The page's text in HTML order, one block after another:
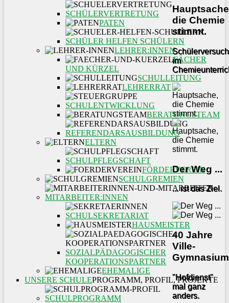
die Chemie
stimmt.
im
Der Weg ...
... ist das Ziel.
40 Jahre
Ville-
"Hofdienst"
mal ganz
anders.
SCHÜLERVERTRETUNG
PATEN
SCHÜLER HELFEN SCHÜLERN
LEHRER:INNEN
FÄCHER
UND KÜRZEL
SCHULLEITUNG
LEHRERRAT
SCHULENTWICKLUNG
BERATUNGSTEAM
REFERENDARSAUSBILDUNG
ELTERN
SCHULPFLEGSCHAFT
FÖRDERVEREIN
SCHULGREMIEN
MITARBEITER:INNEN
SCHULSEKRETARIAT
HAUSMEISTER
SOZIALPÄDAGOGISCHER
KOOPERATIONSPARTNER
EHEMALIGE
UNSERE SCHULEPROGRAMM, PROFIL, PROJEKTE
SCHULPROGRAMM